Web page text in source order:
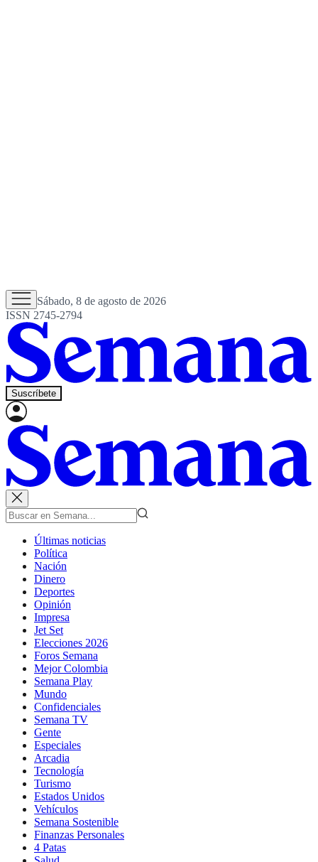
Sábado, 8 de agosto de 2026
ISSN 2745-2794
Suscríbete
Últimas noticias
Política
Nación
Dinero
Deportes
Opinión
Impresa
Jet Set
Elecciones 2026
Foros Semana
Mejor Colombia
Semana Play
Mundo
Confidenciales
Semana TV
Gente
Especiales
Arcadia
Tecnología
Turismo
Estados Unidos
Vehículos
Semana Sostenible
Finanzas Personales
4 Patas